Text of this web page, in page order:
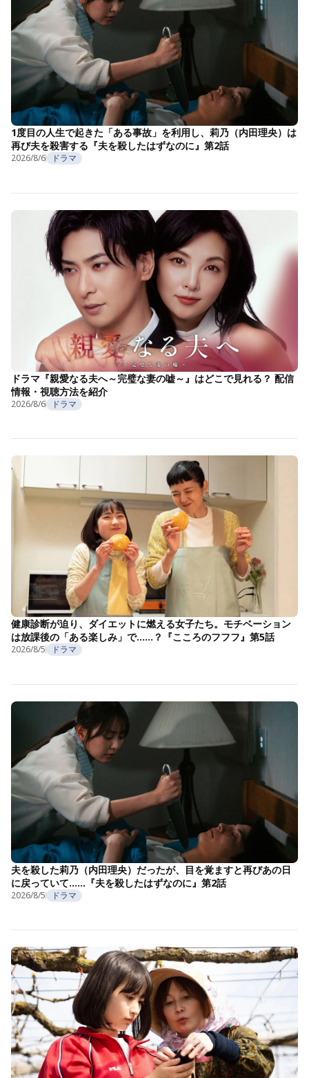
1度目の人生で起きた「ある事故」を利用し、莉乃（内田理央）は
再び夫を殺害する『夫を殺したはずなのに』第2話
2026/8/6 ドラマ
ドラマ『親愛なる夫へ～完璧な妻の嘘～』はどこで見れる？ 配信
情報・視聴方法を紹介
2026/8/6 ドラマ
健康診断が迫り、ダイエットに燃える女子たち。モチベーション
は放課後の「ある楽しみ」で……？『こころのフフフ』第5話
2026/8/5 ドラマ
夫を殺した莉乃（内田理央）だったが、目を覚ますと再びあの日
に戻っていて……『夫を殺したはずなのに』第2話
2026/8/5 ドラマ